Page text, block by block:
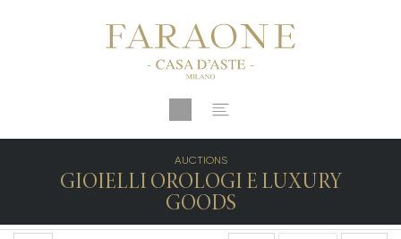
AUCTIONS
GIOIELLI OROLOGI E LUXURY
GOODS